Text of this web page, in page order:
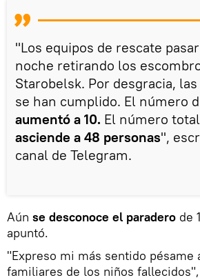
"Los equipos de rescate
noche retirando los
Starobelsk. Por desgracia,
se han cumplido. El número
aumentó a 10. El número
asciende a 48 personas",
canal de Telegram.
Aún se desconoce el paradero de
apuntó.
"Expreso mi más sentido pésame
familiares de los niños